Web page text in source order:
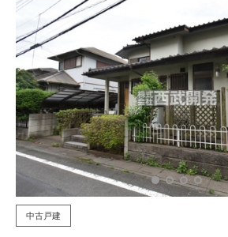
中古戸建